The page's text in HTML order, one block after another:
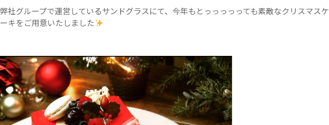
弊社グループで運営しているサンドグラスにて、今年もとっっっっっても素敵なクリスマスケ
ーキをご用意いたしました